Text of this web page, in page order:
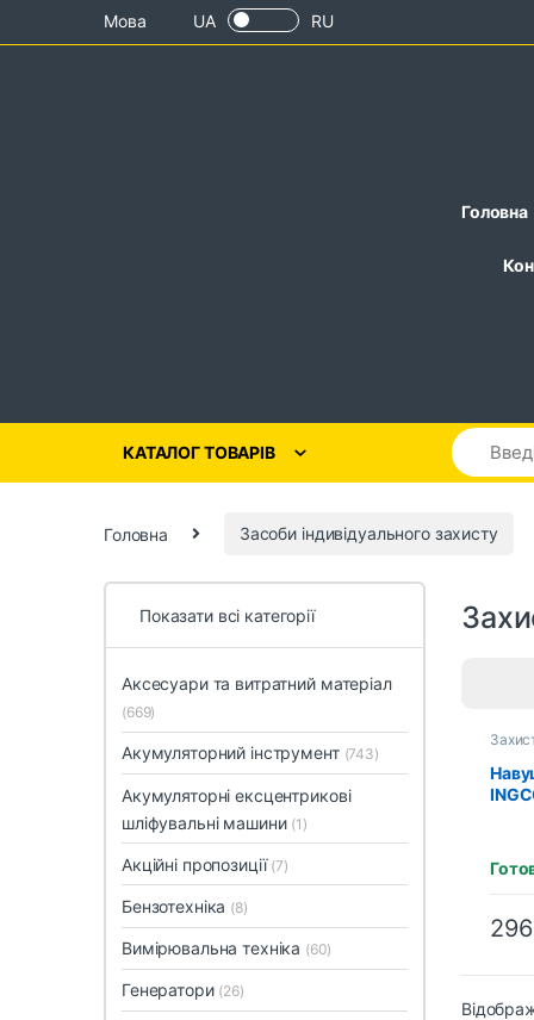
Skip to navigation
Skip to contentМова UA RU
Головна
КАТАЛОГ ТОВАРІВ
Головна Засоби індивідуального захисту
296
Показати всі категорії
Аксесуари та витратний матеріал
(669)
Акумуляторний інструмент (743)
Акумуляторні ексцентрикові
шліфувальні машини (1)
Акційні пропозиції (7)
Бензотехніка (8)
Вимірювальна техніка (60)
Генератори (26)